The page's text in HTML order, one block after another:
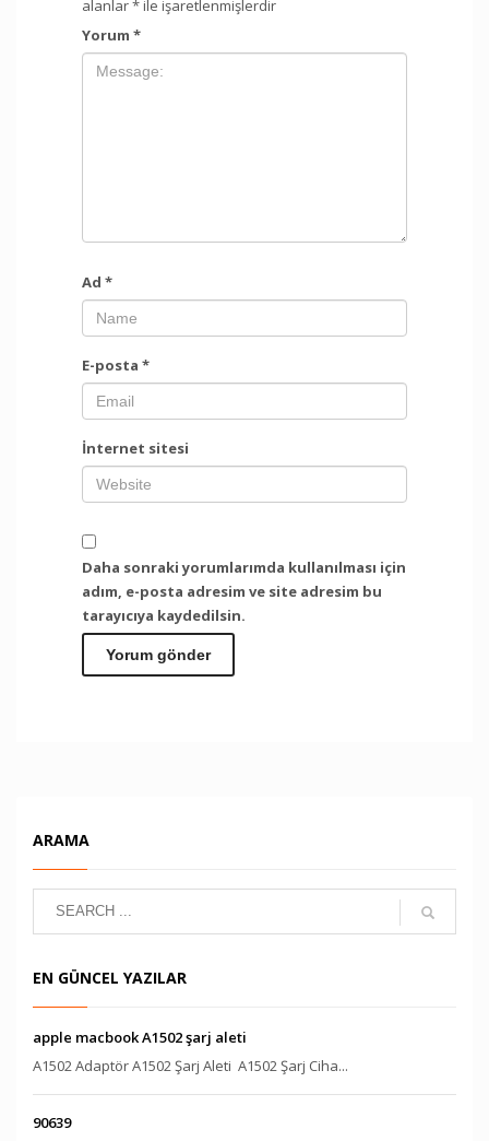
alanlar*ile işaretlenmişlerdir
Yorum *
Ad *
E-posta *
İnternet sitesi
Daha sonraki yorumlarımda kullanılması için
adım, e-posta adresim ve site adresim bu
tarayıcıya kaydedilsin.
ARAMA
EN GÜNCEL YAZILAR
apple macbook A1502 şarj aleti
A1502 Adaptör A1502 Şarj Aleti A1502 Şarj Ciha...
90639